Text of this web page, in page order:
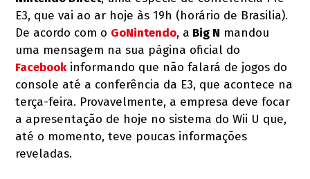
E3, que vai ao ar hoje às 19h (horário de Brasilia).
De acordo com o GoNintendo, a Big N mandou
uma mensagem na sua página oficial do
Facebookinformando que não falará de jogos do
console até a conferência da E3, que acontece na
terça-feira. Provavelmente, a empresa deve focar
a apresentação de hoje no sistema do Wii U que,
até o momento, teve poucas informações
reveladas.